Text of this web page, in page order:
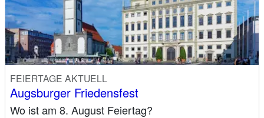
FEIERTAGE AKTUELL
Augsburger Friedensfest
Wo ist am 8. August Feiertag?